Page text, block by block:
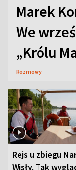
Marek
We
„Królu
Rozmowy
Rejs u zbiegu
Wisły. Tak